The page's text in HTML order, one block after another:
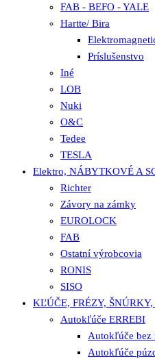
FAB - BEFO - YALE
Hartte/ Bira
Príslušenstvo
Iné
LOB
Nuki
O&C
Tedee
TESLA
Elektro, NÁBYTKOVÉ A
Richter
Závory na zámky
EUROLOCK
FAB
Ostatní výrobcovia
RONIS
SISO
KĽÚČE, FRÉZY,
Autokľúče ERREBI
Autokľúče bez
Autokľúče